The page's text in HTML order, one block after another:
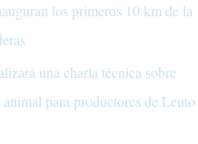
los primeros 10 km de la
una charla técnica sobre
para productores de Leuto